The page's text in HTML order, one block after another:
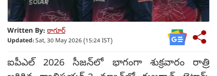
Written By: ఠాగూర్
Updated:Sat, 30 May 2026 (15:24 IST)
ఐపీఎల్ 2026 సీజన్‌లో భాగంగా శుక్రవారం రాత్రి